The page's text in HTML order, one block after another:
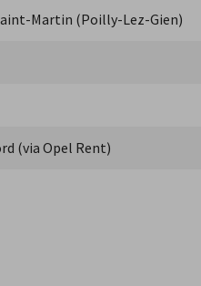
Martin (Poilly-Lez-Gien)
(via Opel Rent)